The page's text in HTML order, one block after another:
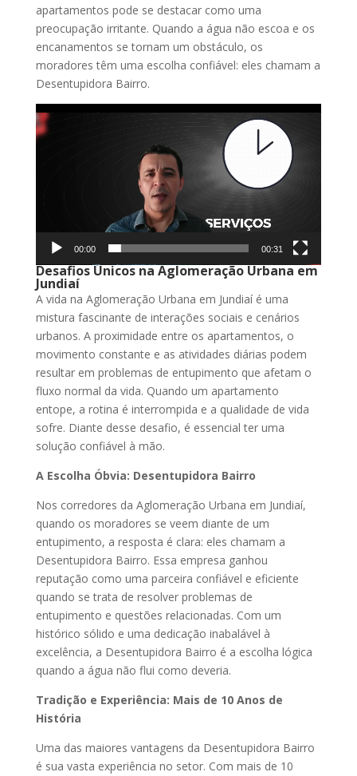
apartamentos pode se destacar como uma
preocupação irritante. Quando a água não escoa e os
encanamentos se tornam um obstáculo, os
moradores têm uma escolha confiável: eles chamam a
Desentupidora Bairro.
Tocador
de
00:00 00:31
Desafios Únicos na Aglomeração Urbana em
Jundiaí
A vida na Aglomeração Urbana em Jundiaí é uma
mistura fascinante de interações sociais e cenários
urbanos. A proximidade entre os apartamentos, o
movimento constante e as atividades diárias podem
resultar em problemas de entupimento que afetam o
fluxo normal da vida. Quando um apartamento
entope, a rotina é interrompida e a qualidade de vida
sofre. Diante desse desafio, é essencial ter uma
solução confiável à mão.
A Escolha Óbvia: Desentupidora Bairro
Nos corredores da Aglomeração Urbana em Jundiaí,
quando os moradores se veem diante de um
entupimento, a resposta é clara: eles chamam a
Desentupidora Bairro. Essa empresa ganhou
reputação como uma parceira confiável e eficiente
quando se trata de resolver problemas de
entupimento e questões relacionadas. Com um
histórico sólido e uma dedicação inabalável à
excelência, a Desentupidora Bairro é a escolha lógica
quando a água não flui como deveria.
Tradição e Experiência: Mais de 10 Anos de
História
Uma das maiores vantagens da Desentupidora Bairro
é sua vasta experiência no setor. Com mais de 10